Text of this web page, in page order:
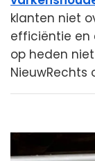
klanten niet
efficiëntie en
op heden
NieuwRechts